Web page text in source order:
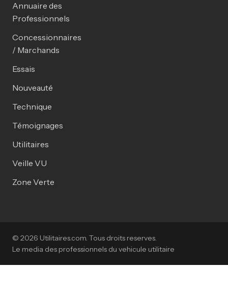
Annuaire des
Professionnels
Concessionnaires
/ Marchands
Essais
Nouveauté
Technique
Témoignages
Utilitaires
Veille VU
Zone Verte
© 2026 Utilitaires.com. Tous droits reserves.
Le media des professionnels du vehicule utilitaire